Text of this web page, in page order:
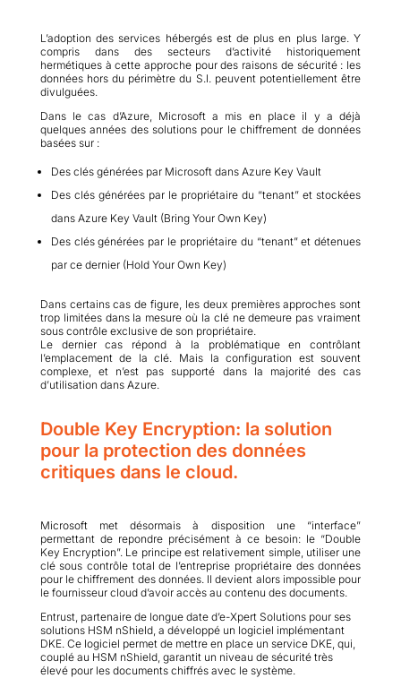
L’adoption des services hébergés est de plus en plus large. Y
compris dans des secteurs d’activité historiquement
hermétiques à cette approche pour des raisons de sécurité : les
données hors du périmètre du S.I. peuvent potentiellement être
divulguées.
Dans le cas d’Azure, Microsoft a mis en place il y a déjà
quelques années des solutions pour le chiffrement de données
basées sur :
Des clés générées par Microsoft dans Azure Key Vault
Des clés générées par le propriétaire du “tenant” et stockées
dans Azure Key Vault (Bring Your Own Key)
Des clés générées par le propriétaire du “tenant” et détenues
par ce dernier (Hold Your Own Key)
Dans certains cas de figure, les deux premières approches sont
trop limitées dans la mesure où la clé ne demeure pas vraiment
sous contrôle exclusive de son propriétaire.
Le dernier cas répond à la problématique en contrôlant
l’emplacement de la clé. Mais la configuration est souvent
complexe, et n’est pas supporté dans la majorité des cas
d’utilisation dans Azure.
Double Key Encryption: la solution
pour la protection des données
critiques dans le cloud.
Microsoft met désormais à disposition une “interface”
permettant de repondre précisément à ce besoin: le “Double
Key Encryption”. Le principe est relativement simple, utiliser une
clé sous contrôle total de l’entreprise propriétaire des données
pour le chiffrement des données. Il devient alors impossible pour
le fournisseur cloud d’avoir accès au contenu des documents.
Entrust, partenaire de longue date d’e-Xpert Solutions pour ses
solutions HSM nShield, a développé un logiciel implémentant
DKE. Ce logiciel permet de mettre en place un service DKE, qui,
couplé au HSM nShield, garantit un niveau de sécurité très
élevé pour les documents chiffrés avec le système.